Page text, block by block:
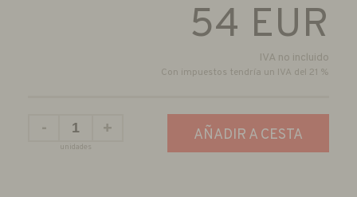
54 EUR
IVA no incluido
Con impuestos tendría un IVA del 21 %
-
unidades
+ AÑADIR A CESTA